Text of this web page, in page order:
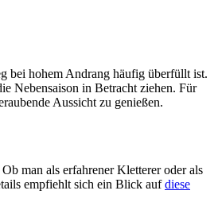
bei hohem Andrang häufig überfüllt ist.
Nebensaison in Betracht ziehen. Für
Aussicht zu genießen.
man als erfahrener Kletterer oder als
empfiehlt sich ein Blick aufdiese